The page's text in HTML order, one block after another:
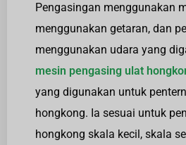
Pengasingan menggunakan
menggunakan getaran, dan
menggunakan udara yang
mesin pengasing ulat
yang digunakan untuk
hongkong. Ia sesuai untuk
hongkong skala kecil, skala